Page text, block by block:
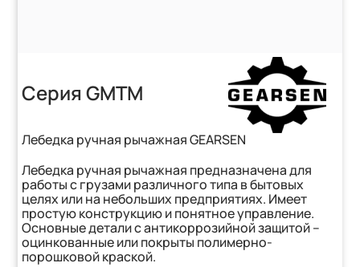
Серия GMTM
Лебедка ручная рычажная GEARSEN
Лебедка ручная рычажная предназначена для
работы с грузами различного типа в бытовых
целях или на небольших предприятиях. Имеет
простую конструкцию и понятное управление.
Основные детали с антикоррозийной защитой –
оцинкованные или покрыты полимерно-
порошковой краской.